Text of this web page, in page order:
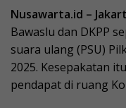
Nusawarta.id –
Bawaslu dan DKPP
suara ulang (PSU)
2025. Kesepakatan
pendapat di ruang